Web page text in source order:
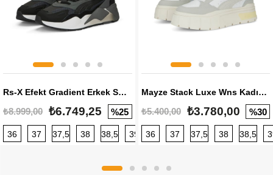
Rs-X Efekt Gradient Erkek Sneaker
₺8.999,00 ₺6.749,25 %25
36 37 37,5 38 38,5 39 40 40,5 41 42 42,5
Mayze Stack Luxe Wns Kadın Sneaker
₺5.400,00 ₺3.780,00 %30
36 37 37,5 38 38,5